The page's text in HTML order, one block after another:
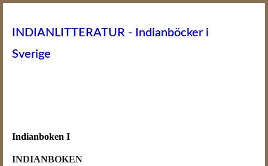
INDIANLITTERATUR - Indianböcker i
Sverige
Indianboken I
INDIANBOKEN